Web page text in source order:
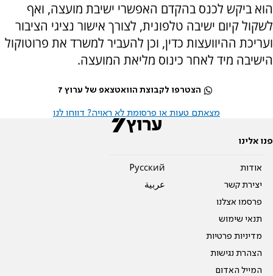
הוא ביקש לכנס בהקדם האפשרי ישיבת מועצה, ואף
לשקול קיום ישיבה טלפונית, לצורך אישור נציגי הציבור
ועריכת ההיוועצות כדין, וכן להעביר למשרד את פרוטוקול
הישיבה מיד לאחר כינוס מליאת המועצה.
הצטרפו לקבוצת הוואטצאפ של ערוץ 7
מצאתם טעות או פרסומת לא ראויה? דווחו לנו
פנו אלינו
אודות
יצירת קשר
פרסמו אצלנו
תנאי שימוש
מדיניות פרטיות
הצהרת נגישות
המייל האדום
Pусский
عربية